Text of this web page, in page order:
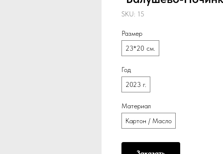
SKU: 15
Размер
23*20 см.
Год
2023 г.
Материал
Картон / Масло